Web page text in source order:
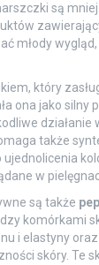
są
młody
który
ona jako silny
działanie
także
ujednolicenia
w
są także
komórkami
i elastyny
skóry. Te